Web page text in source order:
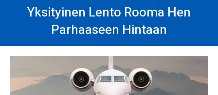
Yksityinen Lento Rooma Hen
Parhaaseen Hintaan